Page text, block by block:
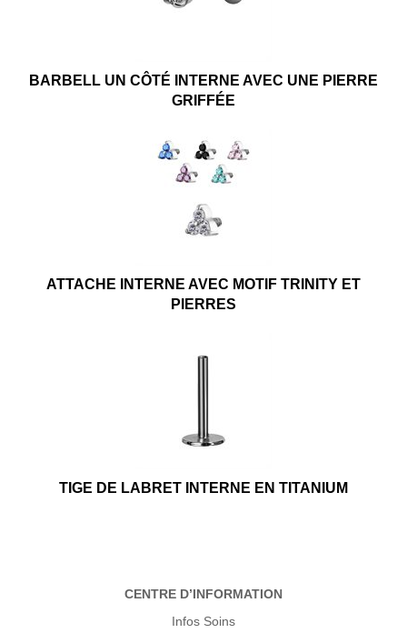
BARBELL UN CÔTÉ INTERNE AVEC UNE PIERRE
GRIFFÉE
ATTACHE INTERNE AVEC MOTIF TRINITY ET
PIERRES
TIGE DE LABRET INTERNE EN TITANIUM
CENTRE D’INFORMATION
Infos Soins